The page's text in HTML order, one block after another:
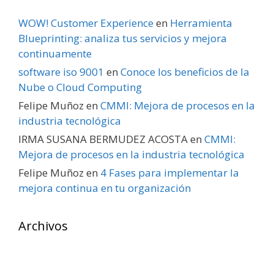
WOW! Customer Experienceen Herramienta
Blueprinting: analiza tus servicios y mejora
continuamente
software iso 9001 en Conoce los beneficios de la
Nube o Cloud Computing
Felipe Muñoz en CMMI: Mejora de procesos en la
industria tecnológica
IRMA SUSANA BERMUDEZ ACOSTAen CMMI:
Mejora de procesos en la industria tecnológica
Felipe Muñoz en 4 Fases para implementar la
mejora continua en tu organización
Archivos